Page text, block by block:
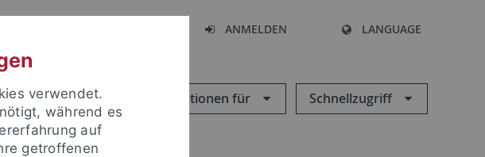
ANMELDEN LANGUAGE
Informationen für Schnellzugriff
verwendet.
während es
auf
getroffenen